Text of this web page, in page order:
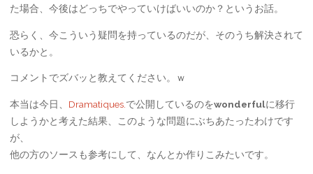
た場合、今後はどっちでやっていけばいいのか？というお話。
恐らく、今こういう疑問を持っているのだが、そのうち解決されて
いるかと。
コメントでズバッと教えてください。ｗ
本当は今日、 Dramatiques. で公開しているのをwonderfulに移行
しようかと考えた結果、このような問題にぶちあたったわけです
が、
他の方のソースも参考にして、なんとか作りこみたいです。